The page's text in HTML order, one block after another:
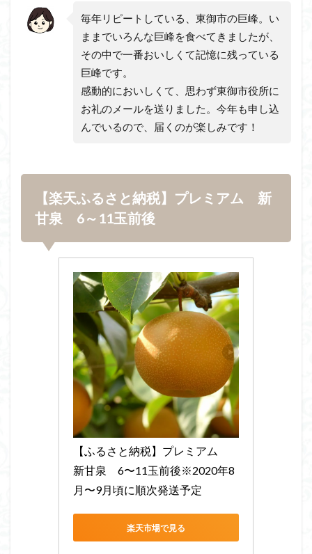
毎年リピートしている、東御市の巨峰。い
ままでいろんな巨峰を食べてきましたが、
その中で一番おいしくて記憶に残っている
巨峰です。
感動的においしくて、思わず東御市役所に
お礼のメールを送りました。今年も申し込
んでいるので、届くのが楽しみです！
【楽天ふるさと納税】プレミアム 新
甘泉 6～11玉前後
【ふるさと納税】プレミアム
新甘泉　6〜11玉前後※2020年8
月〜9月頃に順次発送予定
楽天市場で見る